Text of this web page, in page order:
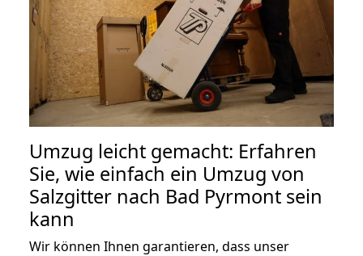
Umzug leicht gemacht: Erfahren
Sie, wie einfach ein Umzug von
Salzgitter nach Bad Pyrmont sein
kann
Wir können Ihnen garantieren, dass unser